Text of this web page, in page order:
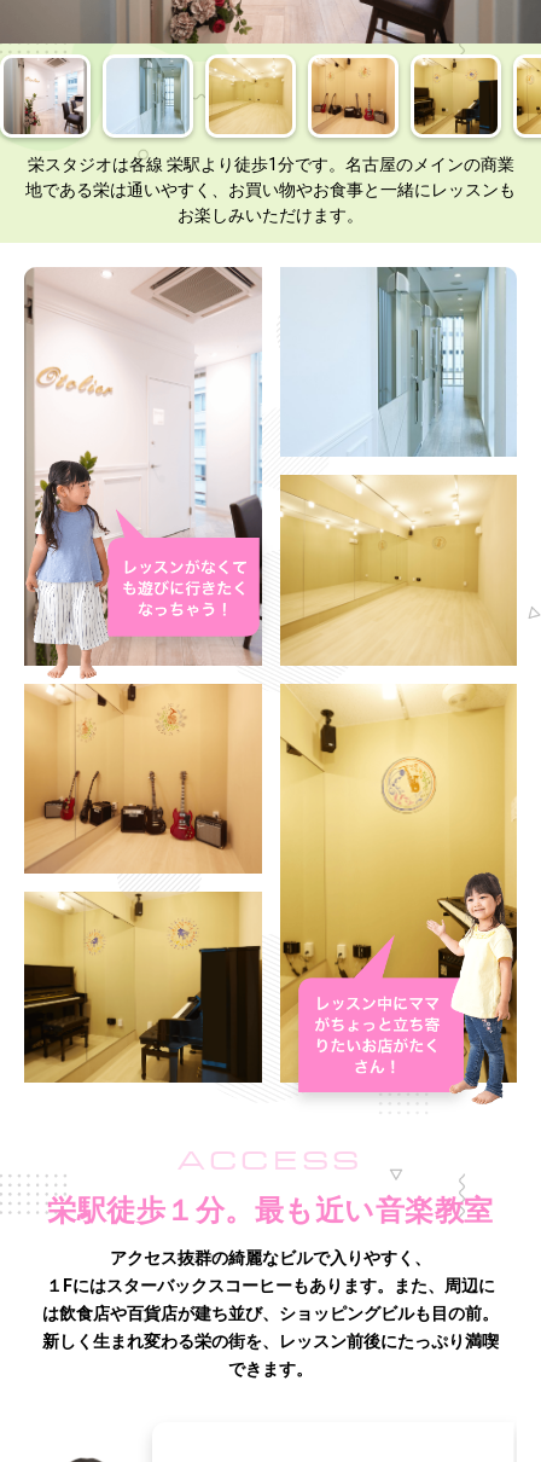
栄スタジオは各線 栄駅より徒歩1分です。名古屋のメインの商業
地である栄は通いやすく、お買い物やお食事と一緒にレッスンも
お楽しみいただけます。
ACCESS
栄駅徒歩１分。最も近い音楽教室
アクセス抜群の綺麗なビルで入りやすく、
１Fにはスターバックスコーヒーもあります。また、周辺に
は飲食店や百貨店が建ち並び、 ショッピングビルも目の前。
新しく生まれ変わる栄の街を、レッスン前後にたっぷり満喫
できます。